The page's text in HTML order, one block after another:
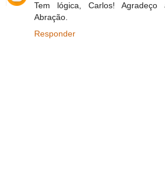
Tem lógica, Carlos!
Abração.
Responder